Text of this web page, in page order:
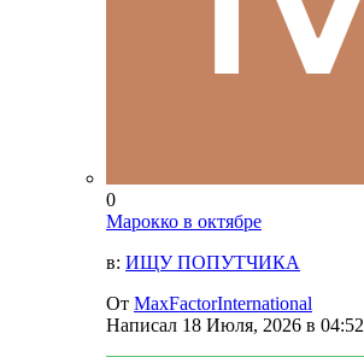
0
Марокко в октябре
в: ИЩУ ПОПУТЧИКА
От MaxFactorInternational
Написал 18 Июля, 2026 в 04:52